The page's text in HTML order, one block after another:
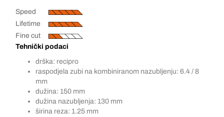
Speed
Lifetime
Fine cut
Tehnički podaci
drška: recipro
raspodjela zubi na kombiniranom nazubljenju: 6.4 / 8
mm
dužina: 150 mm
dužina nazubljenja: 130 mm
širina reza: 1.25 mm